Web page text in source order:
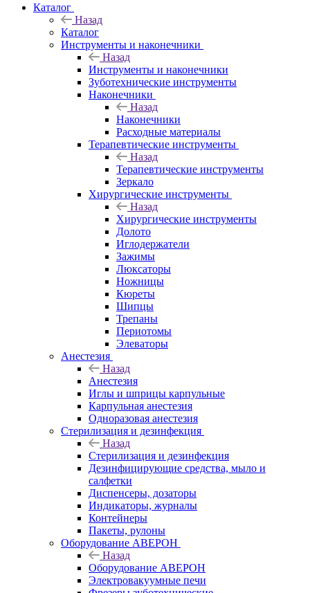
Каталог
Назад
Каталог
Инструменты и наконечники
Назад
Инструменты и наконечники
Зуботехнические инструменты
Наконечники
Назад
Наконечники
Расходные материалы
Терапевтические инструменты
Назад
Терапевтические инструменты
Зеркало
Хирургические инструменты
Назад
Хирургические инструменты
Долото
Иглодержатели
Зажимы
Люксаторы
Ножницы
Кюреты
Шипцы
Трепаны
Периотомы
Элеваторы
Анестезия
Назад
Анестезия
Иглы и шприцы карпульные
Карпульная анестезия
Одноразовая анестезия
Стерилизация и дезинфекция
Назад
Стерилизация и дезинфекция
Дезинфицирующие средства, мыло и
салфетки
Диспенсеры, дозаторы
Индикаторы, журналы
Контейнеры
Пакеты, рулоны
Оборудование АВЕРОН
Назад
Оборудование АВЕРОН
Электровакуумные печи